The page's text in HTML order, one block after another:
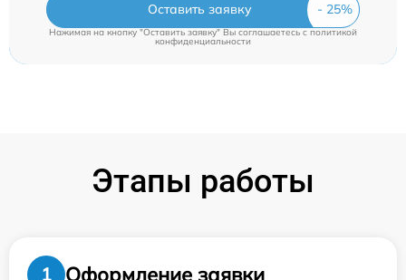
Оставить заявку
Нажимая на кнопку "Оставить заявку" Вы соглашаетесь cполитикой
конфиденциальности
Этапы работы
1
Оформление заявки